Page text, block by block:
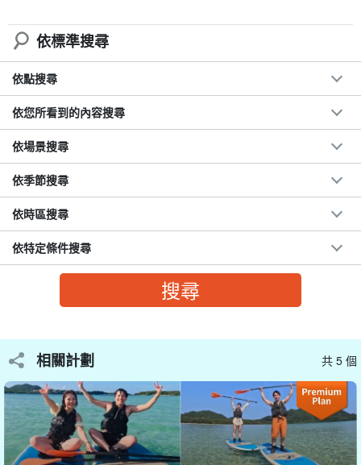
◆ 早起享受遙遠島嶼的清晨。
夏季特賣[石垣島/清晨]石垣島日出☆感受日出的皮艇之
旅★免費拍照&接送(No.312)
依標準搜尋
依點搜尋
依您所看到的內容搜尋
依場景搜尋
依季節搜尋
依時區搜尋
依特定條件搜尋
相關計劃 共 5 個